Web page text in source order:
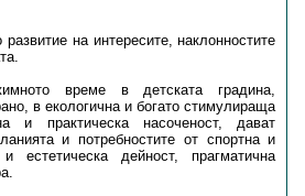
на интересите, наклонностите
време в детската градина,
в екологична и богато стимулираща
и практическа насоченост, дават
и потребностите от спортна и
и естетическа дейност, прагматична